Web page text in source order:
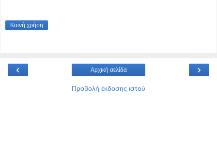
Κοινή χρήση
‹ ›
Αρχική σελίδα
Προβολή έκδοσης ιστού